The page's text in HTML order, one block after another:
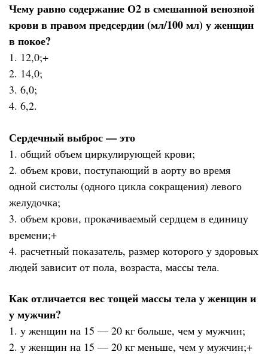
Чему равно содержание О2 в смешанной венозной
крови в правом предсердии (мл/100 мл) у женщин
в покое?
1. 12,0;+
2. 14,0;
3. 6,0;
4. 6,2.
Сердечный выброс — это
1. общий объем циркулирующей крови;
2. объем крови, поступающий в аорту во время
одной систолы (одного цикла сокращения) левого
желудочка;
3. объем крови, прокачиваемый сердцем в единицу
времени;+
4. расчетный показатель, размер которого у здоровых
людей зависит от пола, возраста, массы тела.
Как отличается вес тощей массы тела у женщин и
у мужчин?
1. у женщин на 15 — 20 кг больше, чем у мужчин;
2. у женщин на 15 — 20 кг меньше, чем у мужчин;+